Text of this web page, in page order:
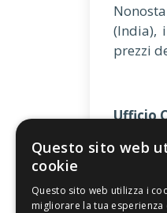
(India),
prezzi
Ufficio
Impianti
Questo sito web
cookie
Questo sito web utilizza i
migliorare la tua esperienza